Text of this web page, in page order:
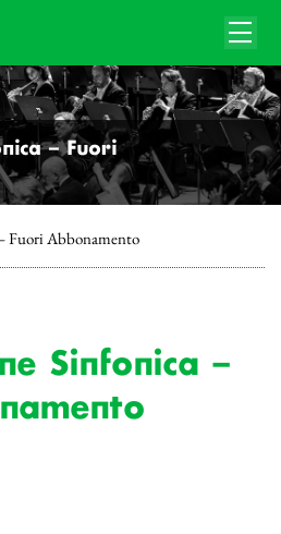
– Fuori
Fuori Abbonamento
Sinfonica –